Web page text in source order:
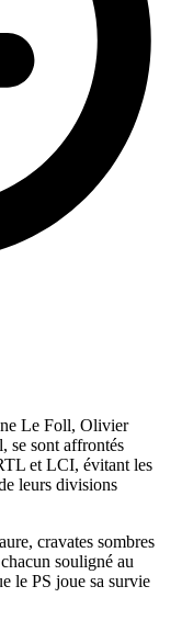
Le Foll, Olivier
se sont affrontés
et LCI, évitant les
leurs divisions
cravates sombres
souligné au
le PS joue sa survie